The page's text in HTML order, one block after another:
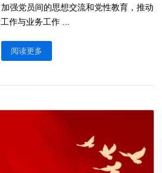
强党员间的思想交流和党性教育，推动
作与业务工作 ...
阅读更多